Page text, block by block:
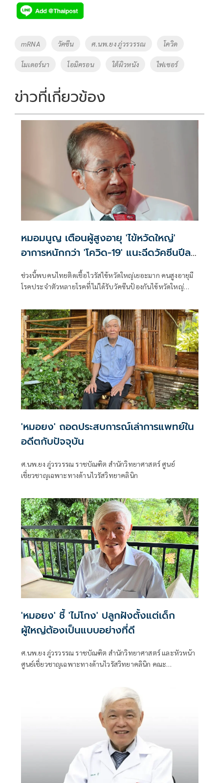
Tags
mRNA วัคซีน ศ.นพ.ยง ภู่วรวรรณ โควิด
โมเดอร์นา โอมิครอน ใต้ผิวหนัง ไฟเซอร์
ข่าวที่เกี่ยวข้อง
หมอมนูญ เตือนผู้สูงอายุ 'ไข้หวัดใหญ่'
อาการหนักกว่า 'โควิด-19' แนะฉีดวัคซีนปีละ
เข็ม ลดรุนแรง
ช่วงนี้พบคนไทยติดเชื้อไวรัสไข้หวัดใหญ่เยอะมาก คนสูงอายุมี
โรคประจำตัวหลายโรคที่ไม่ได้รับวัคซีนป้องกันไข้หวัดใหญ่
'หมอยง' ถอดประสบการณ์เล่าการแพทย์ใน
อดีตกับปัจจุบัน
ศ.นพ.ยง ภู่วรวรรณ ราชบัณฑิต สำนักวิทยาศาสตร์ ศูนย์
เชี่ยวชาญเฉพาะทางด้านไวรัสวิทยาคลินิก
'หมอยง' ชี้ 'ไม่โกง' ปลูกฝังตั้งแต่เด็ก
ผู้ใหญ่ต้องเป็นแบบอย่างที่ดี
ศ.นพ.ยง ภู่วรวรรณ ราชบัณฑิต สำนักวิทยาศาสตร์ และหัวหน้า
ศูนย์เชี่ยวชาญเฉพาะทางด้านไวรัสวิทยาคลินิก คณะ
ซบุ๊กว่า ความซื่อสัตย์ ไม่คดโกงต้องปลูกฝังตั้งแต่ยังเด็ก